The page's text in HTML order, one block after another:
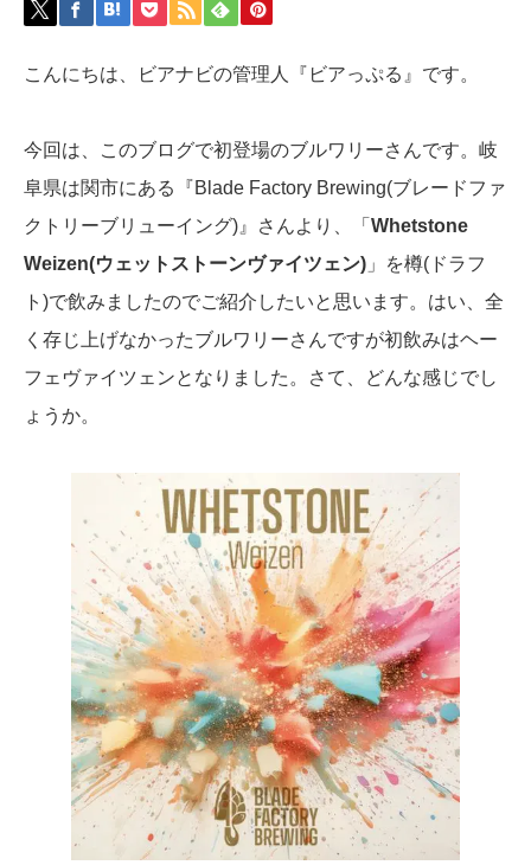
こんにちは、ビアナビの管理人『ビアっぷる』です。
今回は、このブログで初登場のブルワリーさんです。岐
阜県は関市にある『Blade Factory Brewing(ブレードファ
クトリーブリューイング)』さんより、「 Whetstone
Weizen(ウェットストーンヴァイツェン) 」を樽(ドラフ
ト)で飲みましたのでご紹介したいと思います。はい、全
く存じ上げなかったブルワリーさんですが初飲みはヘー
フェヴァイツェンとなりました。さて、どんな感じでし
ょうか。